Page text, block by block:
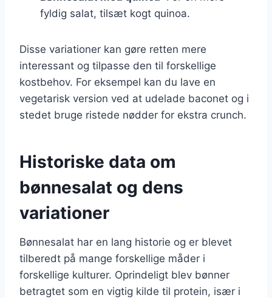
fyldig salat, tilsæt kogt quinoa.
Disse variationer kan gøre retten mere
interessant og tilpasse den til forskellige
kostbehov. For eksempel kan du lave en
vegetarisk version ved at udelade baconet og i
stedet bruge ristede nødder for ekstra crunch.
Historiske data om
bønnesalat og dens
variationer
Bønnesalat har en lang historie og er blevet
tilberedt på mange forskellige måder i
forskellige kulturer. Oprindeligt blev bønner
betragtet som en vigtig kilde til protein, især i